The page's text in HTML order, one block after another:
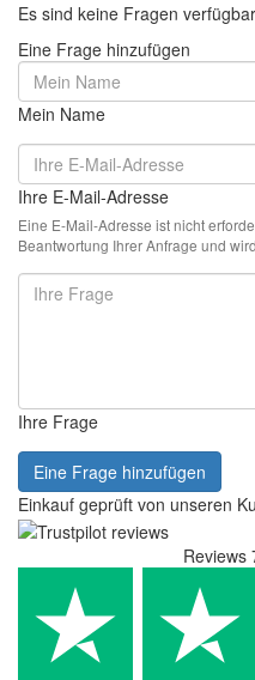
Es sind keine Fragen
Eine Frage hinzufügen
Mein Name
Ihre E-Mail-Adresse
Eine E-Mail-Adresse ist nicht
Beantwortung Ihrer Anfrage und
Ihre Frage
Eine Frage hinzufügen
Einkauf geprüft von unseren
Reviews